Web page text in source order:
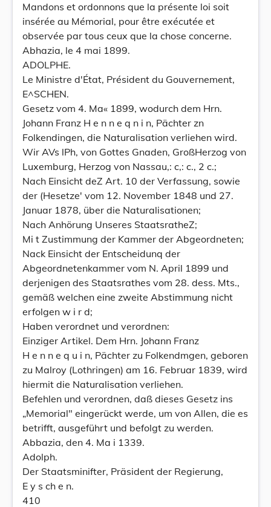
Mandons et ordonnons que la présente loi soit
insérée au Mémorial, pour être exécutée et
observée par tous ceux que la chose concerne.
Abhazia, le 4 mai 1899.
ADOLPHE.
Le Ministre d'État, Président du Gouvernement,
E^SCHEN.
Gesetz vom 4. Ma« 1899, wodurch dem Hrn.
Johann Franz H e n n e q n i n, Pächter zn
Folkendingen, die Naturalisation verliehen wird.
Wir AVs lPh, von Gottes Gnaden, GroßHerzog von
Luxemburg, Herzog von Nassau,: c,: c., 2 c.;
Nach Einsicht deZ Art. 10 der Verfassung, sowie
der (Hesetze' vom 12. November 1848 und 27.
Januar 1878, über die Naturalisationen;
Nach Anhörung Unseres StaatsratheZ;
Mi t Zustimmung der Kammer der Abgeordneten;
Nack Einsicht der Entscheidunq der
Abgeordnetenkammer vom N. April 1899 und
derjenigen des Staatsrathes vom 28. dess. Mts.,
gemäß welchen eine zweite Abstimmung nicht
erfolgen w i r d;
Haben verordnet und verordnen:
Einziger Artikel. Dem Hrn. Johann Franz
H e n n e q u i n, Pächter zu Folkendmgen, geboren
zu Malroy (Lothringen) am 16. Februar 1839, wird
hiermit die Naturalisation verliehen.
Befehlen und verordnen, daß dieses Gesetz ins
„Memorial" eingerückt werde, um von Allen, die es
betrifft, ausgeführt und befolgt zu werden.
Abbazia, den 4. Ma i 1339.
Adolph.
Der Staatsminifter, Präsident der Regierung,
E y s ch e n.
410